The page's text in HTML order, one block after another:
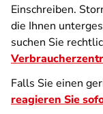
Einschreiben.
die Ihnen
suchen Sie
Falls Sie einen
reagieren Sie